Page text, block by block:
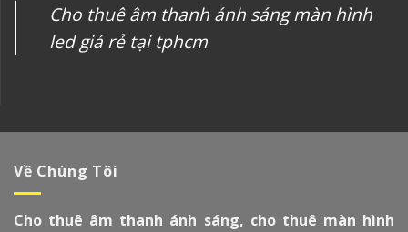
Cho thuê âm thanh ánh sáng màn hình
led giá rẻ tại tphcm
Về Chúng Tôi
Cho thuê âm thanh ánh sáng, cho thuê màn hình